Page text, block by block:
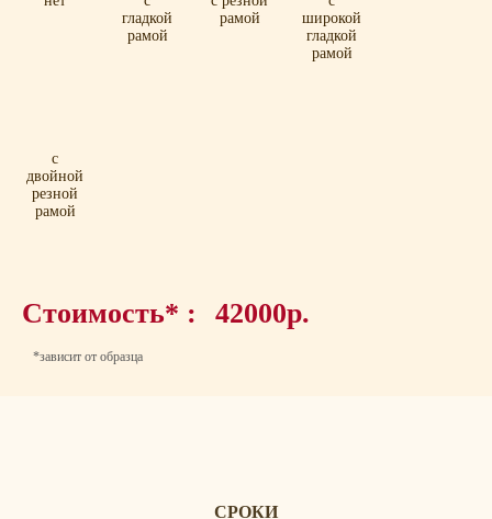
гладкой
рамой
рамой
широкой
гладкой
рамой
с
двойной
резной
рамой
Стоимость* : 42000р.
*зависит от образца
СРОКИ